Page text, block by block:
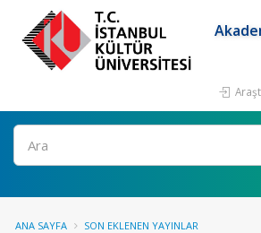
Ara
ANA SAYFA SON EKLENEN YAYINLAR